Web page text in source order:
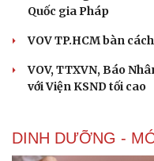
Quốc gia Pháp
VOV TP.HCM bàn
VOV, TTXVN, Báo
với Viện KSND tối cao
DINH DƯỠNG -